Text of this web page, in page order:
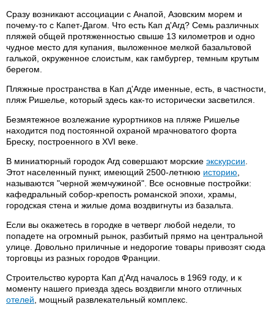
Сразу возникают ассоциации с Анапой, Азовским морем и
почему-то с Капет-Дагом. Что есть Кап д'Агд? Семь различных
пляжей общей протяженностью свыше 13 километров и одно
чудное место для купания, выложенное мелкой базальтовой
галькой, окруженное слоистым, как гамбургер, темным крутым
берегом.
Пляжные пространства в Кап д'Агде именные, есть, в частности,
пляж Ришелье, который здесь как-то исторически засветился.
Безмятежное возлежание курортников на пляже Ришелье
находится под постоянной охраной мрачноватого форта
Бреску, построенного в XVI веке.
В миниатюрный городок Агд совершают морские экскурсии
Этот населенный пункт, имеющий 2500-летнюю историю
называются "черной жемчужиной". Все основные постройки:
кафедральный собор-крепость романской эпохи, храмы,
городская стена и жилые дома воздвигнуты из базальта.
Если вы окажетесь в городке в четверг любой недели, то
попадете на огромный рынок, разбитый прямо на центральной
улице. Довольно приличные и недорогие товары привозят сюда
торговцы из разных городов Франции.
Строительство курорта Кап д'Агд началось в 1969 году, и к
моменту нашего приезда здесь воздвигли много отличных
отелей , мощный развлекательный комплекс.